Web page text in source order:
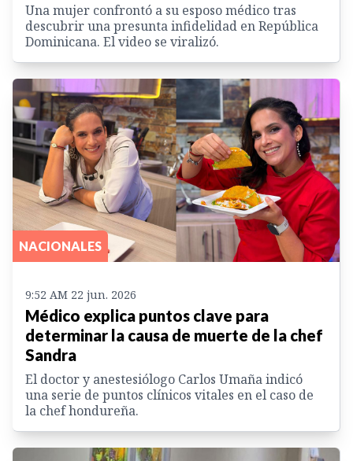
Una mujer confrontó a su esposo médico tras
descubrir una presunta infidelidad en República
Dominicana. El video se viralizó.
NACIONALES
9:52 AM 22 jun. 2026
Médico explica puntos clave para
determinar la causa de muerte de la chef
Sandra
El doctor y anestesiólogo Carlos Umaña indicó
una serie de puntos clínicos vitales en el caso de
la chef hondureña.